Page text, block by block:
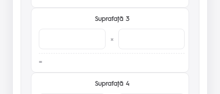
Suprafaţă 3
×
Suprafaţă 4